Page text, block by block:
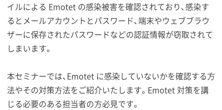
イルによる Emotet の感染被害を確認されており、感染す
るとメールアカウントとパスワード、端末やウェブブラウ
ザーに保存されたパスワードなどの認証情報が窃取されて
しまいます。
本セミナーでは、Emotet に感染していないかを確認する方
法やその対策方法をご紹介いたします。Emotet 対策を講
じる必要のある担当者の方必見です。